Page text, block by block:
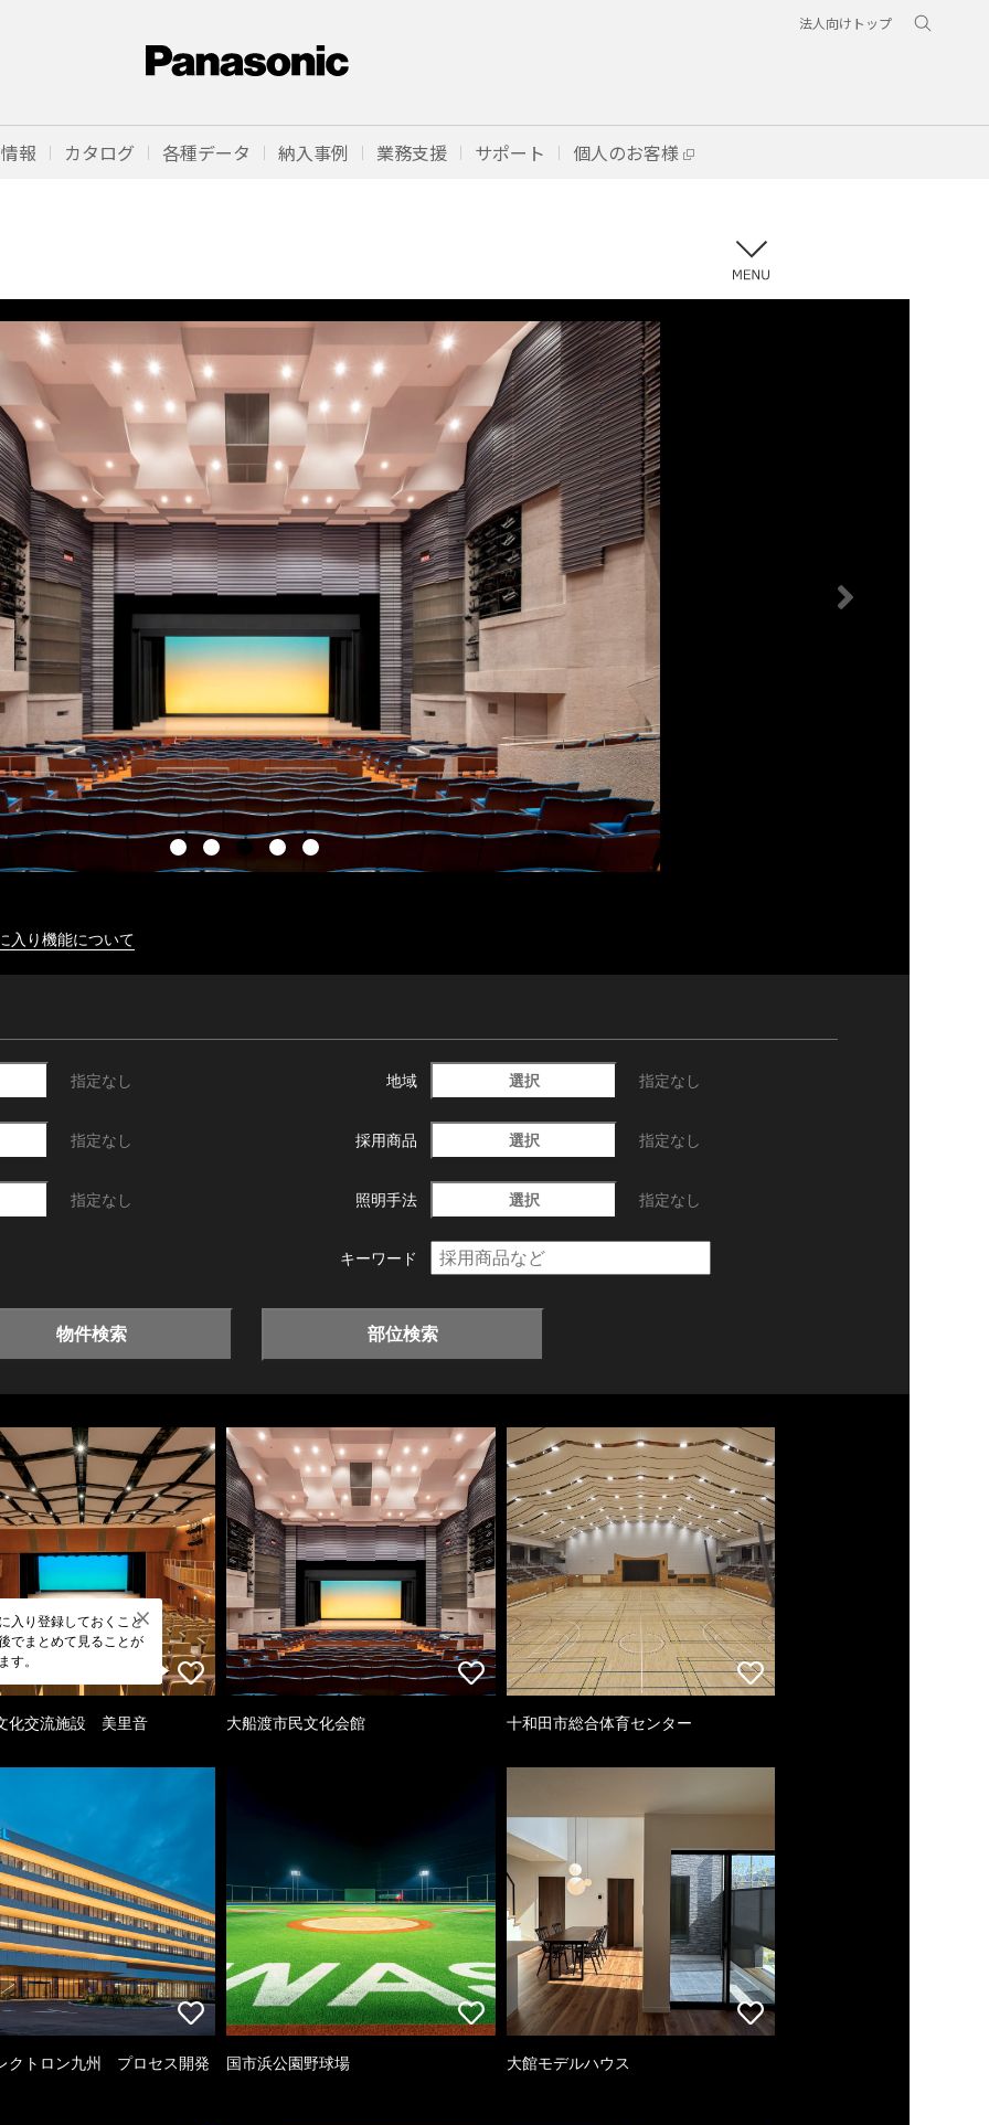
法人向けトップ
報 カタログ 各種データ 納入事例 業務支援 サポート 個人のお客様
入り機能について
指定なし 地域 選択 指定なし
指定なし 採用商品 選択 指定なし
指定なし 照明手法 選択 指定なし
キーワード
物件検索 部位検索
入り登録しておくこと
でまとめて見ることが
す。
化交流施設 美里音 大船渡市民文化会館 十和田市総合体育センター
クトロン九州 プロセス開発 国市浜公園野球場 大館モデルハウス